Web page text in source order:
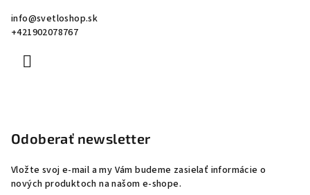
info@svetloshop.sk
+421902078767
Odoberať newsletter
Vložte svoj e-mail a my Vám budeme zasielať informácie o
nových produktoch na našom e-shope.